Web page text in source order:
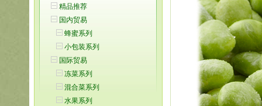
精品推荐
国内贸易
蜂蜜系列
小包装系列
国际贸易
冻菜系列
混合菜系列
水果系列